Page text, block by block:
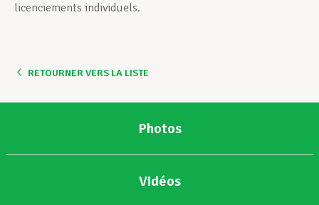
licenciements individuels.
RETOURNER VERS LA LISTE
Photos
Vidéos